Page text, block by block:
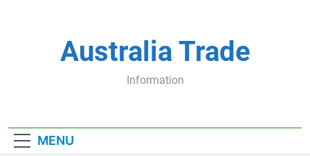
Australia Trade
Information
MENU